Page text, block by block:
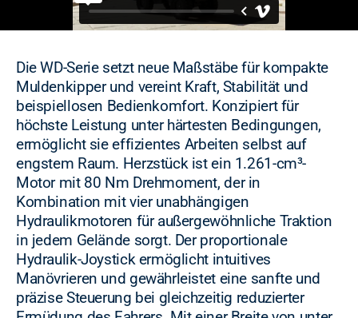
Die WD-Serie setzt neue Maßstäbe für kompakte
Muldenkipper und vereint Kraft, Stabilität und
beispiellosen Bedienkomfort. Konzipiert für
höchste Leistung unter härtesten Bedingungen,
ermöglicht sie effizientes Arbeiten selbst auf
engstem Raum. Herzstück ist ein 1.261-cm³-
Motor mit 80 Nm Drehmoment, der in
Kombination mit vier unabhängigen
Hydraulikmotoren für außergewöhnliche Traktion
in jedem Gelände sorgt. Der proportionale
Hydraulik-Joystick ermöglicht intuitives
Manövrieren und gewährleistet eine sanfte und
präzise Steuerung bei gleichzeitig reduzierter